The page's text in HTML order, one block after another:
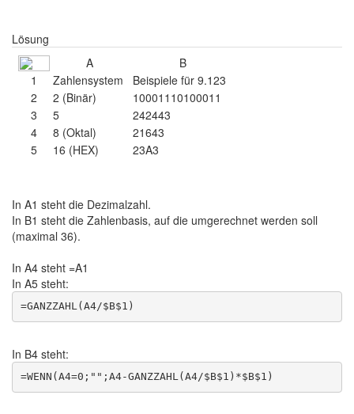
Lösung
A
B
1
Zahlensystem
Beispiele für 9.123
2
2 (Binär)
10001110100011
3
5
242443
4
8 (Oktal)
21643
5
16 (HEX) 23A3
In A1 steht die Dezimalzahl.
In B1 steht die Zahlenbasis, auf die umgerechnet werden soll
(maximal 36).
In A4 steht =A1
In A5 steht:
In B4 steht: